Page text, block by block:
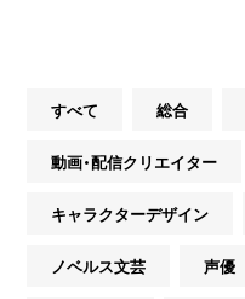
すべて 総合
動画・配信クリエイター
キャラクターデザイン
ノベルス文芸 声優